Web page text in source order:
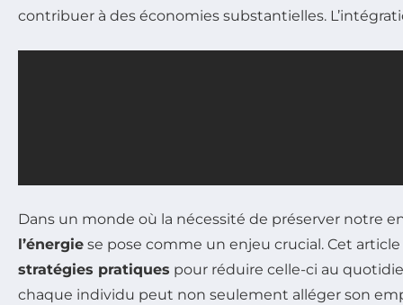
contribuer à des économies substantielles.
Dans un monde où la nécessité de préserver notre
l’énergie se pose comme un enjeu crucial. Cet
stratégies pratiques pour réduire celle-ci au
chaque individu peut non seulement alléger son